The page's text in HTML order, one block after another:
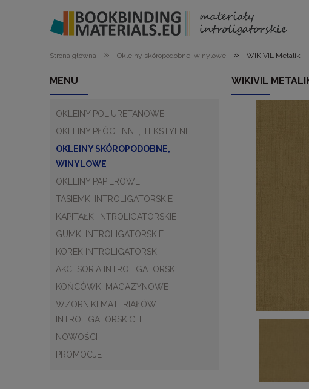
Strona główna » Okleiny skóropodobne, winylowe » WIKIVIL Metalik
MENU
OKLEINY POLIURETANOWE
OKLEINY PŁÓCIENNE, TEKSTYLNE
OKLEINY SKÓROPODOBNE,
WINYLOWE
OKLEINY PAPIEROWE
TASIEMKI INTROLIGATORSKIE
KAPITAŁKI INTROLIGATORSKIE
GUMKI INTROLIGATORSKIE
KOREK INTROLIGATORSKI
AKCESORIA INTROLIGATORSKIE
KOŃCÓWKI MAGAZYNOWE
WZORNIKI MATERIAŁÓW
INTROLIGATORSKICH
NOWOŚCI
PROMOCJE
WIKIVIL